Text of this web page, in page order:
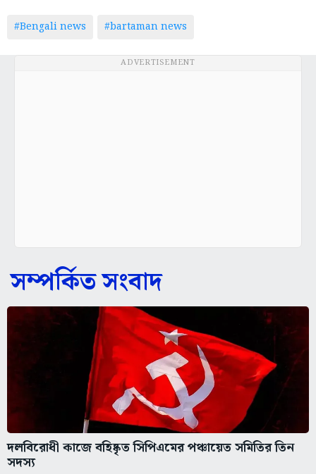
#Bengali news #bartaman news
ADVERTISEMENT
সম্পর্কিত সংবাদ
দলবিরোধী কাজে বহিষ্কৃত সিপিএমের পঞ্চায়েত সমিতির তিন
সদস্য